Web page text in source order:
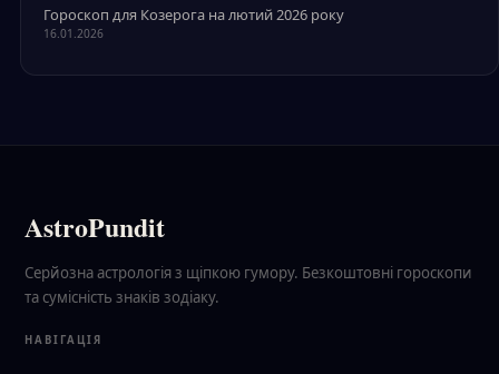
Гороскоп для Козерога на лютий 2026 року
16.01.2026
AstroPundit
Серйозна астрологія з щіпкою гумору. Безкоштовні гороскопи
та сумісність знаків зодіаку.
НАВІГАЦІЯ